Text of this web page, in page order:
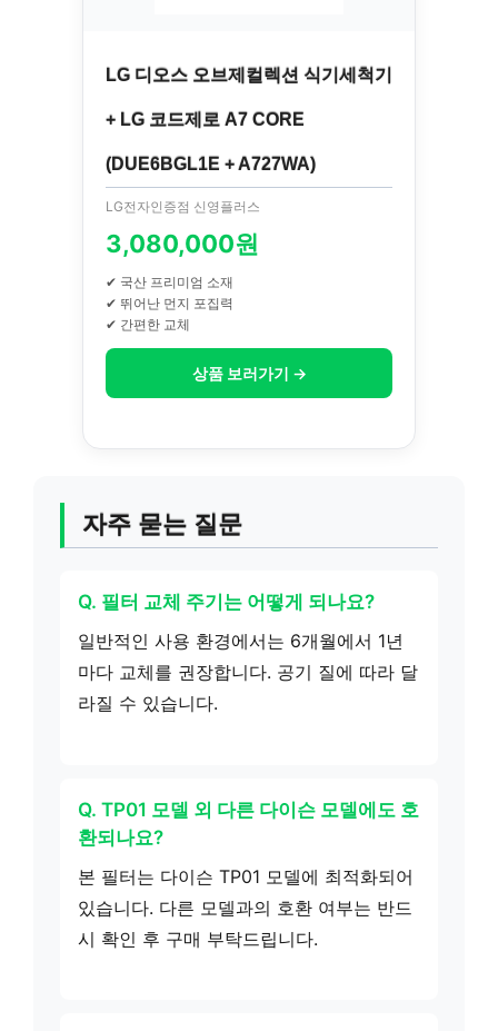
LG 디오스 오브제컬렉션 식기세척기
+ LG 코드제로 A7 CORE
(DUE6BGL1E + A727WA)
LG전자인증점 신영플러스
3,080,000원
✔ 국산 프리미엄 소재
✔ 뛰어난 먼지 포집력
✔ 간편한 교체
상품 보러가기 →
자주 묻는 질문
Q. 필터 교체 주기는 어떻게 되나요?
일반적인 사용 환경에서는 6개월에서 1년
마다 교체를 권장합니다. 공기 질에 따라 달
라질 수 있습니다.
Q. TP01 모델 외 다른 다이슨 모델에도 호
환되나요?
본 필터는 다이슨 TP01 모델에 최적화되어
있습니다. 다른 모델과의 호환 여부는 반드
시 확인 후 구매 부탁드립니다.